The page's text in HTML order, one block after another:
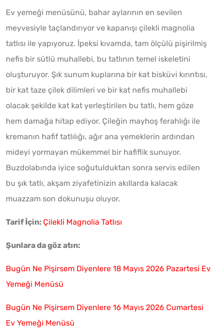
Ev yemeği menüsünü, bahar aylarının en sevilen
meyvesiyle taçlandırıyor ve kapanışı çilekli magnolia
tatlısı ile yapıyoruz. İpeksi kıvamda, tam ölçülü pişirilmiş
nefis bir sütlü muhallebi, bu tatlının temel iskeletini
oluşturuyor. Şık sunum kuplarına bir kat bisküvi kırıntısı,
bir kat taze çilek dilimleri ve bir kat nefis muhallebi
olacak şekilde kat kat yerleştirilen bu tatlı, hem göze
hem damağa hitap ediyor. Çileğin mayhoş ferahlığı ile
kremanın hafif tatlılığı, ağır ana yemeklerin ardından
mideyi yormayan mükemmel bir hafiflik sunuyor.
Buzdolabında iyice soğutulduktan sonra servis edilen
bu şık tatlı, akşam ziyafetinizin akıllarda kalacak
muazzam son dokunuşu oluyor.
Tarif İçin: Çilekli Magnolia Tatlısı
Şunlara da göz atın:
Bugün Ne Pişirsem Diyenlere 18 Mayıs 2026 Pazartesi Ev
Yemeği Menüsü
Bugün Ne Pişirsem Diyenlere 16 Mayıs 2026 Cumartesi
Ev Yemeği Menüsü